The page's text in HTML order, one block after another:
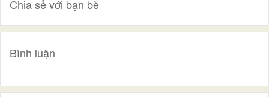
Chia sẻ với bạn bè
Bình luận